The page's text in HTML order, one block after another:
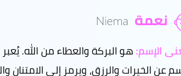
نعمة Niema
الإسم:هو البركة والعطاء من الله. يُعبر
عن الخيرات والرزق، ويرمز إلى الامتنان